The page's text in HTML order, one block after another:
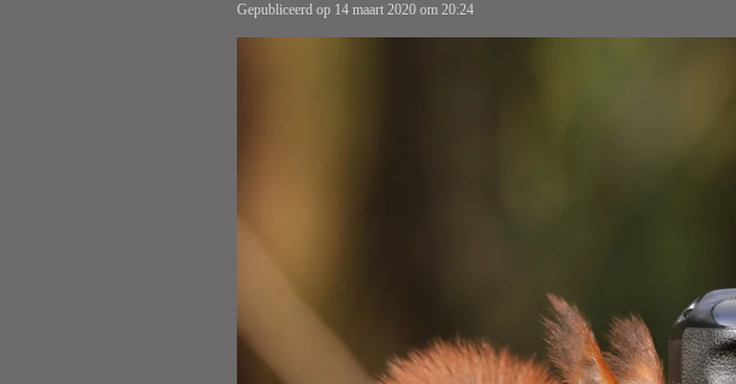
Gepubliceerd op 14 maart 2020 om 20:24